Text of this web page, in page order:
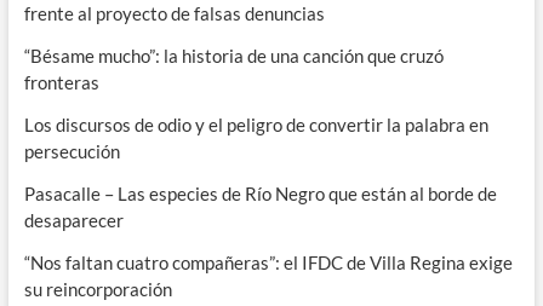
frente al proyecto de falsas denuncias
“Bésame mucho”: la historia de una canción que cruzó
fronteras
Los discursos de odio y el peligro de convertir la palabra en
persecución
Pasacalle – Las especies de Río Negro que están al borde de
desaparecer
“Nos faltan cuatro compañeras”: el IFDC de Villa Regina exige
su reincorporación